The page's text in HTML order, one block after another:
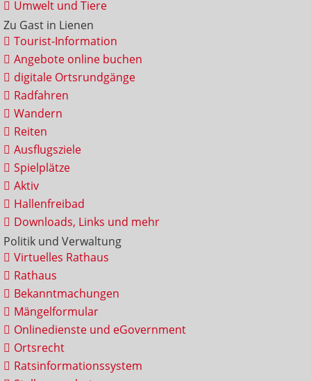
Umwelt und Tiere
Zu Gast in Lienen
Tourist-Information
Angebote online buchen
digitale Ortsrundgänge
Radfahren
Wandern
Reiten
Ausflugsziele
Spielplätze
Aktiv
Hallenfreibad
Downloads, Links und mehr
Politik und Verwaltung
Virtuelles Rathaus
Rathaus
Bekanntmachungen
Mängelformular
Onlinedienste und eGovernment
Ortsrecht
Ratsinformationssystem